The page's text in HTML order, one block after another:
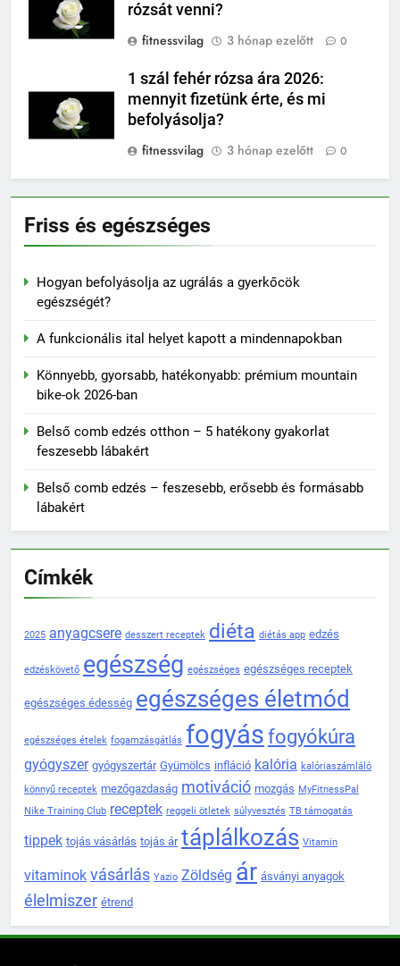
rózsát venni?
fitnessvilag
3 hónap ezelőtt 0
1 szál fehér rózsa ára 2026:
mennyit fizetünk érte, és mi
befolyásolja?
fitnessvilag
3 hónap ezelőtt 0
Friss és egészséges
Hogyan befolyásolja az ugrálás a gyerkőcök
egészségét?
A funkcionális ital helyet kapott a mindennapokban
Könnyebb, gyorsabb, hatékonyabb: prémium mountain
bike-ok 2026-ban
Belső comb edzés otthon – 5 hatékony gyakorlat
feszesebb lábakért
Belső comb edzés – feszesebb, erősebb és formásabb
lábakért
Címkék
2025 anyagcsere desszert receptek diéta diétás app edzés
edzéskövető egészség egészséges egészséges receptek
egészséges édesség egészséges életmód
egészséges ételek fogamzásgátlás fogyás fogyókúra
gyógyszer gyógyszertár Gyümölcs infláció kalória kalóriaszámláló
könnyű receptek mezőgazdaság motiváció mozgás MyFitnessPal
Nike Training Club receptek reggeli ötletek súlyvesztés TB támogatás
tippek tojás vásárlás tojás ár táplálkozás Vitamin
vitaminok vásárlás Yazio Zöldség ár ásványi anyagok
élelmiszer étrend